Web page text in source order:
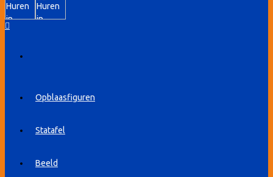
Opblaasfiguren
Statafel
Beeld